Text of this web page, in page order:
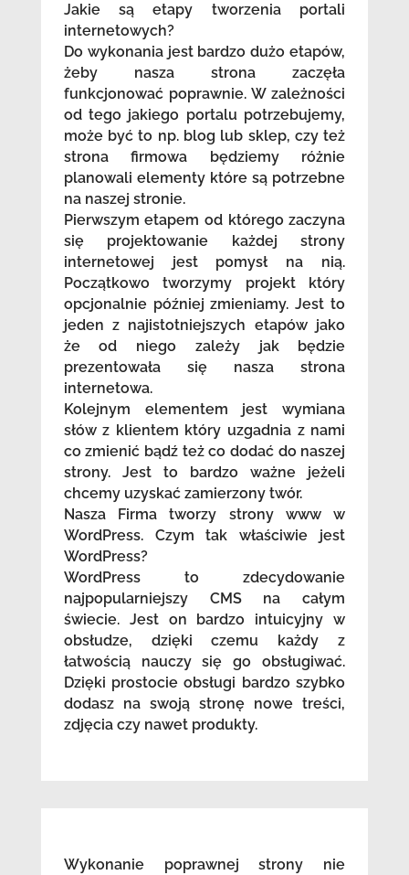
Jakie są etapy tworzenia portali
internetowych?
Do wykonania jest bardzo dużo etapów,
żeby nasza strona zaczęła
funkcjonować poprawnie. W zależności
od tego jakiego portalu potrzebujemy,
może być to np. blog lub sklep, czy też
strona firmowa będziemy różnie
planowali elementy które są potrzebne
na naszej stronie.
Pierwszym etapem od którego zaczyna
się projektowanie każdej strony
internetowej jest pomysł na nią.
Początkowo tworzymy projekt który
opcjonalnie później zmieniamy. Jest to
jeden z najistotniejszych etapów jako
że od niego zależy jak będzie
prezentowała się nasza strona
internetowa.
Kolejnym elementem jest wymiana
słów z klientem który uzgadnia z nami
co zmienić bądź też co dodać do naszej
strony. Jest to bardzo ważne jeżeli
chcemy uzyskać zamierzony twór.
Nasza Firma tworzy strony www w
WordPress. Czym tak właściwie jest
WordPress?
WordPress to zdecydowanie
najpopularniejszy CMS na całym
świecie. Jest on bardzo intuicyjny w
obsłudze, dzięki czemu każdy z
łatwością nauczy się go obsługiwać.
Dzięki prostocie obsługi bardzo szybko
dodasz na swoją stronę nowe treści,
zdjęcia czy nawet produkty.
Wykonanie poprawnej strony nie